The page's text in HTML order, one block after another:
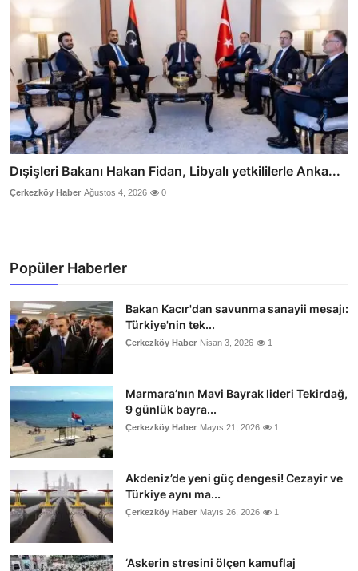
Dışişleri Bakanı Hakan Fidan, Libyalı yetkililerle Anka...
Çerkezköy Haber Ağustos 4, 2026 0
Popüler Haberler
Bakan Kacır'dan savunma sanayii mesajı:
Türkiye'nin tek...
Çerkezköy Haber Nisan 3, 2026 1
Marmara’nın Mavi Bayrak lideri Tekirdağ,
9 günlük bayra...
Çerkezköy Haber Mayıs 21, 2026 1
Akdeniz’de yeni güç dengesi! Cezayir ve
Türkiye aynı ma...
Çerkezköy Haber Mayıs 26, 2026 1
‘Askerin stresini ölçen kamuflaj